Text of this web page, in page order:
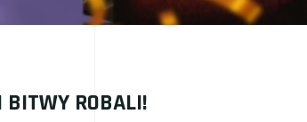
ROBALI!